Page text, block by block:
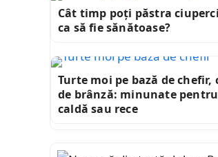
Cât timp poți păstra
ca să fie sănătoase?
Turte moi pe bază de
de brânză: minunate
caldă sau rece